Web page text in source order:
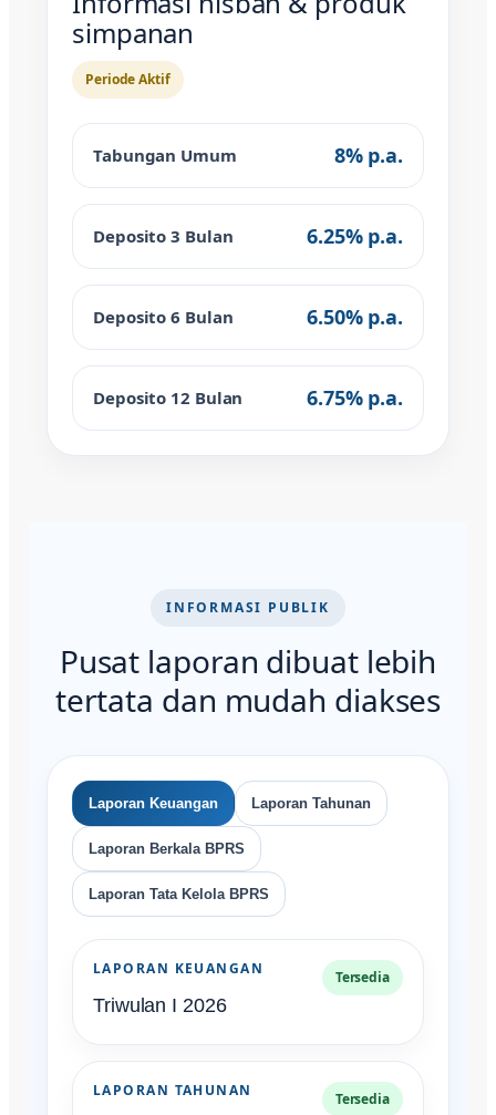
simpanan
Periode Aktif
Tabungan Umum 8% p.a.
Deposito 3 Bulan 6.25% p.a.
Deposito 6 Bulan 6.50% p.a.
Deposito 12 Bulan 6.75% p.a.
INFORMASI PUBLIK
Pusat laporan dibuat lebih
tertata dan mudah diakses
Laporan Keuangan Laporan Tahunan
Laporan Berkala BPRS
Laporan Tata Kelola BPRS
LAPORAN KEUANGAN
Triwulan I 2026
Tersedia
LAPORAN TAHUNAN Tersedia